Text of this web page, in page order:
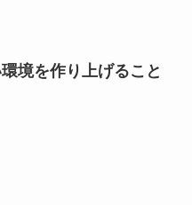
境を作り上げること